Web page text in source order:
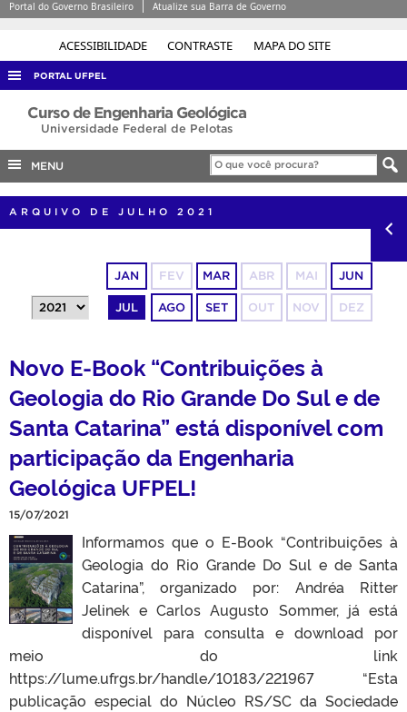
ACESSIBILIDADE CONTRASTE MAPA DO SITE
Portal do Governo Brasileiro Atualize sua Barra de Governo
PORTAL UFPEL
ACESSO À INFORMAÇÃO
COBALTO
CONCURSOS
EDITAIS
INTERNACIONAL
PORTARIAS
Curso de Engenharia Geológica
Universidade Federal de Pelotas
MENU
ARQUIVO DE JULHO 2021
JAN FEV MAR ABR MAI JUN
JUL AGO SET OUT NOV DEZ
Novo E-Book “Contribuições à
Geologia do Rio Grande Do Sul e de
Santa Catarina” está disponível com
participação da Engenharia
Geológica UFPEL!
15/07/2021
Informamos que o E-Book “Contribuições à
Geologia do Rio Grande Do Sul e de Santa
Catarina”, organizado por: Andréa Ritter
Jelinek e Carlos Augusto Sommer, já está
disponível para consulta e download por
meio do link
https://lume.ufrgs.br/handle/10183/221967 “Esta
publicação especial do Núcleo RS/SC da Sociedade